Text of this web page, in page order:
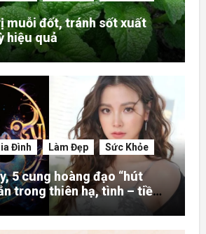
muỗi đốt, tránh sốt xuất
hiệu quả
Đình Làm Đẹp Sức Khỏe
5 cung hoàng đạo “hút
trong thiên hạ, tình – tiền
hơn người